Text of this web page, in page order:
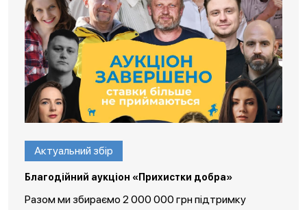
Актуальний збір
Благодійний аукціон «Прихистки добра»
Разом ми збираємо 2 000 000 грн підтримку